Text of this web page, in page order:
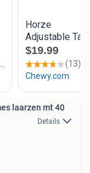
laarzen mt 40
Details